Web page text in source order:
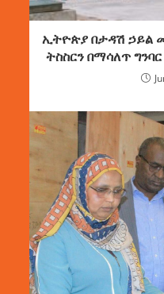
ኢትዮጵያ በታዳሽ ኃይል
ትስስርን በማሳለጥ